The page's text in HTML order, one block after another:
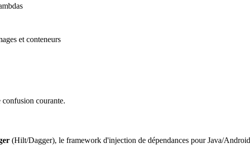
et conteneurs
courante.
(Hilt/Dagger), le framework d'injection de dépendances pourJava/